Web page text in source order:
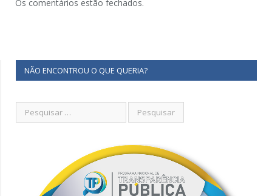
Os comentários estão fechados.
NÃO ENCONTROU O QUE QUERIA?